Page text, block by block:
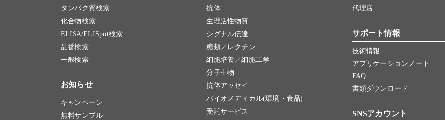
タンパク質検索
化合物検索
ELISA/ELISpot検索
品番検索
一般検索
お知らせ
キャンペーン
無料サンプル
抗体
生理活性物質
シグナル伝達
糖類／レクチン
細胞培養／細胞工学
分子生物
抗体アッセイ
バイオメディカル(環境・食品)
受託サービス
代理店
サポート情報
技術情報
アプリケーションノート
FAQ
書類ダウンロード
SNSアカウント